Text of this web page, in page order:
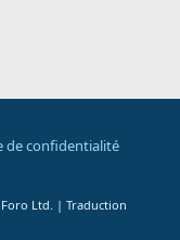
de confidentialité
Ltd. | Traduction